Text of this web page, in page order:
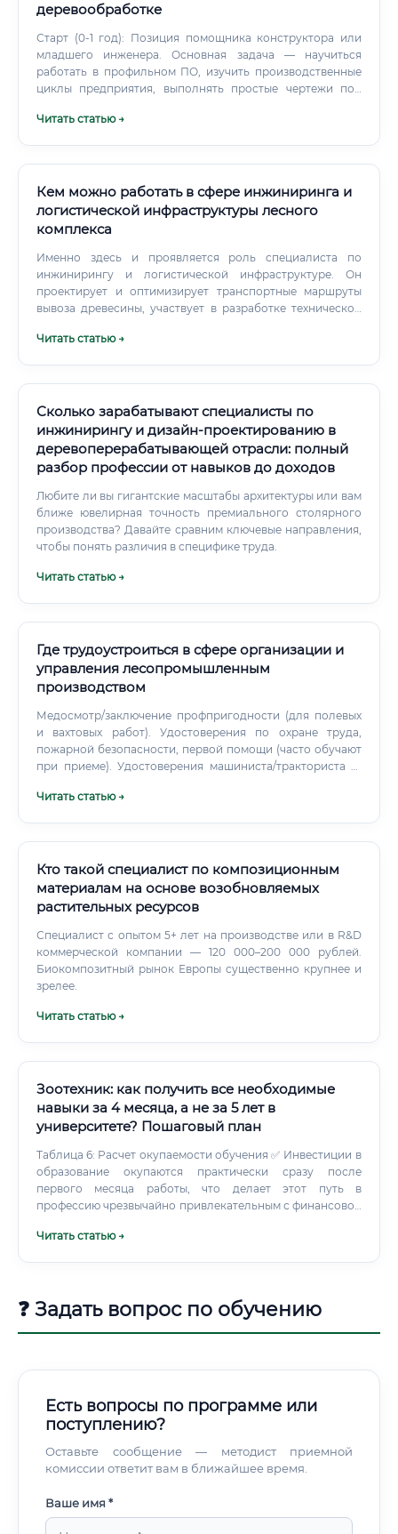
деревообработке
Старт (0-1 год): Позиция помощника конструктора или
младшего инженера. Основная задача — научиться
работать в профильном ПО, изучить производственные
циклы предприятия, выполнять простые чертежи под
Читать статью →
Кем можно работать в сфере инжиниринга и
логистической инфраструктуры лесного
комплекса
Именно здесь и проявляется роль специалиста по
инжинирингу и логистической инфраструктуре. Он
проектирует и оптимизирует транспортные маршруты
вывоза древесины, участвует в разработке технической
техники и оборудования, внедряет цифровые системы
интеллектуальную работу за компьютером и
практическую деятельность непосредственно на
производственных объектах.
Читать статью →
Сколько зарабатывают специалисты по
инжинирингу и дизайн-проектированию в
деревоперерабатывающей отрасли: полный
разбор профессии от навыков до доходов
Любите ли вы гигантские масштабы архитектуры или вам
ближе ювелирная точность премиального столярного
производства? Давайте сравним ключевые направления,
чтобы понять различия в специфике труда.
Читать статью →
Где трудоустроиться в сфере организации и
управления лесопромышленным
производством
Медосмотр/заключение профпригодности (для полевых
и вахтовых работ). Удостоверения по охране труда,
пожарной безопасности, первой помощи (часто обучают
при приеме). Удостоверения машиниста/тракториста —
Читать статью →
Кто такой специалист по композиционным
материалам на основе возобновляемых
растительных ресурсов
Специалист с опытом 5+ лет на производстве или в R&D
коммерческой компании — 120 000–200 000 рублей.
Биокомпозитный рынок Европы существенно крупнее и
зрелее.
Читать статью →
Зоотехник: как получить все необходимые
навыки за 4 месяца, а не за 5 лет в
университете? Пошаговый план
Таблица 6: Расчет окупаемости обучения ✅ Инвестиции в
образование окупаются практически сразу после
первого месяца работы, что делает этот путь в
профессию чрезвычайно привлекательным с финансовой
Skills Успех в этой профессии строится на сочетании
Читать статью →
❓ Задать вопрос по обучению
Есть вопросы по программе или
поступлению?
Оставьте сообщение — методист приемной
комиссии ответит вам в ближайшее время.
Ваше имя *